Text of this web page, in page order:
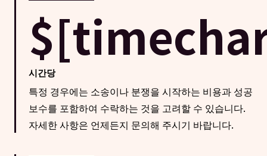
시간당
특정 경우에는 소송이나 분쟁을 시작하는 비용과 성공
보수를 포함하여 수락하는 것을 고려할 수 있습니다.
자세한 사항은 언제든지 문의해 주시기 바랍니다.